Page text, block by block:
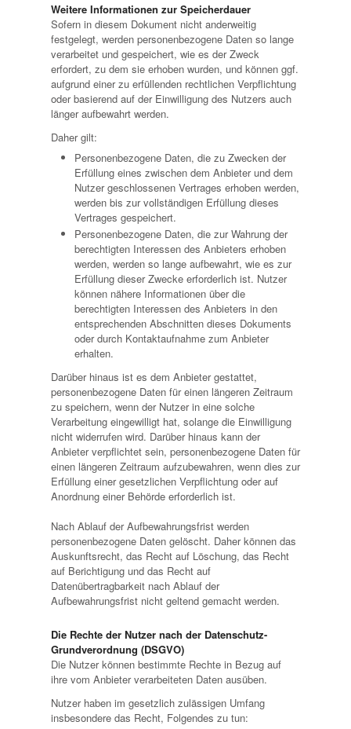
Weitere Informationen zur Speicherdauer
Sofern in diesem Dokument nicht anderweitig
festgelegt, werden personenbezogene Daten so lange
verarbeitet und gespeichert, wie es der Zweck
erfordert, zu dem sie erhoben wurden, und können ggf.
aufgrund einer zu erfüllenden rechtlichen Verpflichtung
oder basierend auf der Einwilligung des Nutzers auch
länger aufbewahrt werden.
Daher gilt:
Personenbezogene Daten, die zu Zwecken der
Erfüllung eines zwischen dem Anbieter und dem
Nutzer geschlossenen Vertrages erhoben werden,
werden bis zur vollständigen Erfüllung dieses
Vertrages gespeichert.
Personenbezogene Daten, die zur Wahrung der
berechtigten Interessen des Anbieters erhoben
werden, werden so lange aufbewahrt, wie es zur
Erfüllung dieser Zwecke erforderlich ist. Nutzer
können nähere Informationen über die
berechtigten Interessen des Anbieters in den
entsprechenden Abschnitten dieses Dokuments
oder durch Kontaktaufnahme zum Anbieter
erhalten.
Darüber hinaus ist es dem Anbieter gestattet,
personenbezogene Daten für einen längeren Zeitraum
zu speichern, wenn der Nutzer in eine solche
Verarbeitung eingewilligt hat, solange die Einwilligung
nicht widerrufen wird. Darüber hinaus kann der
Anbieter verpflichtet sein, personenbezogene Daten für
einen längeren Zeitraum aufzubewahren, wenn dies zur
Erfüllung einer gesetzlichen Verpflichtung oder auf
Anordnung einer Behörde erforderlich ist.
Nach Ablauf der Aufbewahrungsfrist werden
personenbezogene Daten gelöscht. Daher können das
Auskunftsrecht, das Recht auf Löschung, das Recht
auf Berichtigung und das Recht auf
Datenübertragbarkeit nach Ablauf der
Aufbewahrungsfrist nicht geltend gemacht werden.
Die Rechte der Nutzer nach der Datenschutz-
Grundverordnung (DSGVO)
Die Nutzer können bestimmte Rechte in Bezug auf
ihre vom Anbieter verarbeiteten Daten ausüben.
Nutzer haben im gesetzlich zulässigen Umfang
insbesondere das Recht, Folgendes zu tun: